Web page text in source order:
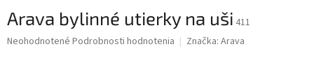
Arava bylinné utierky na uši 411
Priemerné
Neohodnotené Podrobnosti hodnotenia Značka: Arava